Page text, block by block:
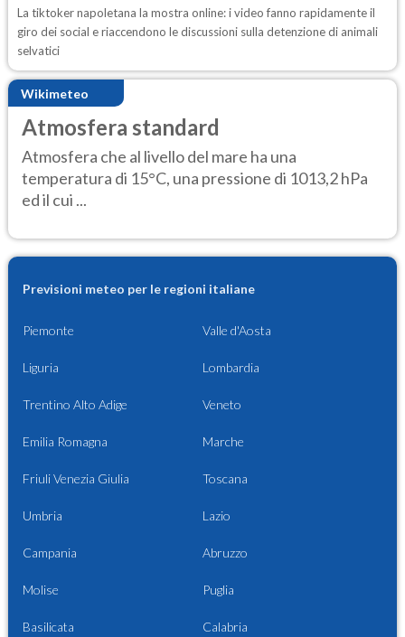
La tiktoker napoletana la mostra online: i video fanno rapidamente il
giro dei social e riaccendono le discussioni sulla detenzione di animali
selvatici
Wikimeteo
Atmosfera standard
Atmosfera che al livello del mare ha una
temperatura di 15°C, una pressione di 1013,2 hPa
ed il cui ...
Previsioni meteo per le regioni italiane
Piemonte Valle d'Aosta
Liguria Lombardia
Trentino Alto Adige Veneto
Emilia Romagna Marche
Friuli Venezia Giulia Toscana
Umbria Lazio
Campania Abruzzo
Molise Puglia
Basilicata Calabria